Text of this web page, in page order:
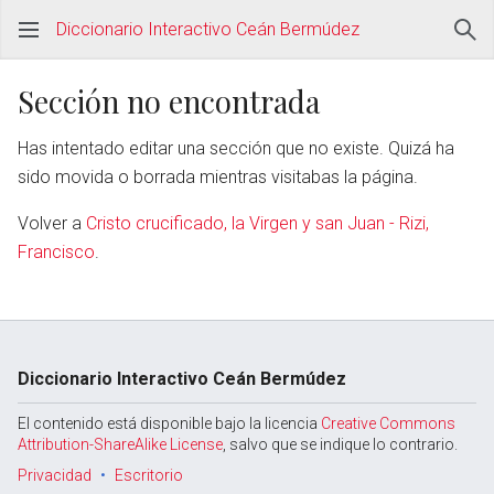
Diccionario Interactivo Ceán Bermúdez
Sección no encontrada
Has intentado editar una sección que no existe. Quizá ha
sido movida o borrada mientras visitabas la página.
Volver a Cristo crucificado, la Virgen y san Juan - Rizi,
Francisco.
Diccionario Interactivo Ceán Bermúdez
El contenido está disponible bajo la licencia Creative Commons
Attribution-ShareAlike License , salvo que se indique lo contrario.
Privacidad
Escritorio